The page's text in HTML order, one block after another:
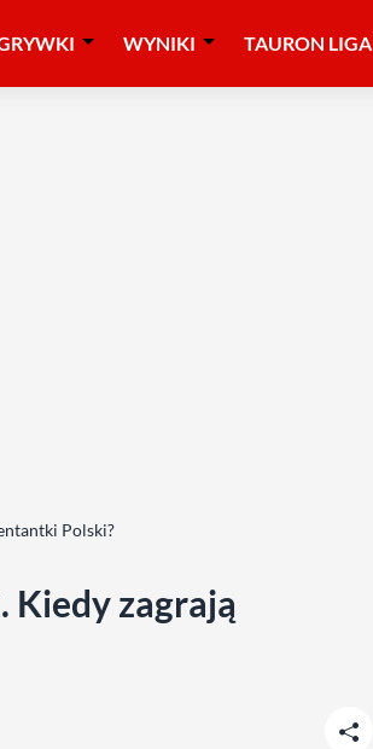
WYNIKI TAURON LIGA
Polski?
zagrają